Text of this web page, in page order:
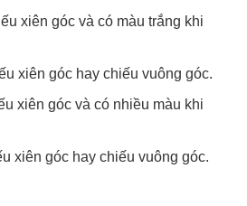
xiên góc và có màu trắng khi
xiên góc hay chiếu vuông góc.
xiên góc và có nhiều màu khi
xiên góc hay chiếu vuông góc.